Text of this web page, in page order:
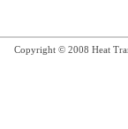
Copyright © 2008 Heat